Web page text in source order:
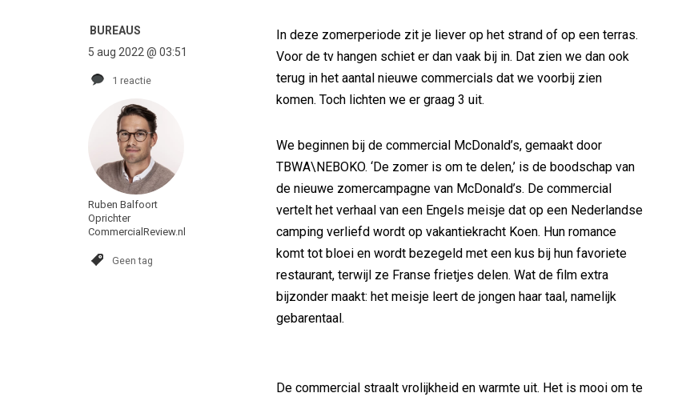
BUREAUS
5 aug 2022 @ 03:51
1 reactie
Ruben Balfoort
Oprichter
CommercialReview.nl
Geen tag
In deze zomerperiode zit je liever op het strand of op een terras.
Voor de tv hangen schiet er dan vaak bij in. Dat zien we dan ook
terug in het aantal nieuwe commercials dat we voorbij zien
komen. Toch lichten we er graag 3 uit.
We beginnen bij de commercial McDonald’s, gemaakt door
TBWA\NEBOKO. ‘De zomer is om te delen,’ is de boodschap van
de nieuwe zomercampagne van McDonald’s. De commercial
vertelt het verhaal van een Engels meisje dat op een Nederlandse
camping verliefd wordt op vakantiekracht Koen. Hun romance
komt tot bloei en wordt bezegeld met een kus bij hun favoriete
restaurant, terwijl ze Franse frietjes delen. Wat de film extra
bijzonder maakt: het meisje leert de jongen haar taal, namelijk
gebarentaal.
De commercial straalt vrolijkheid en warmte uit. Het is mooi om te
Olympisch schaatsen in Thialf biedt...
Lego laat opnieuw Formule 1-coureurs...